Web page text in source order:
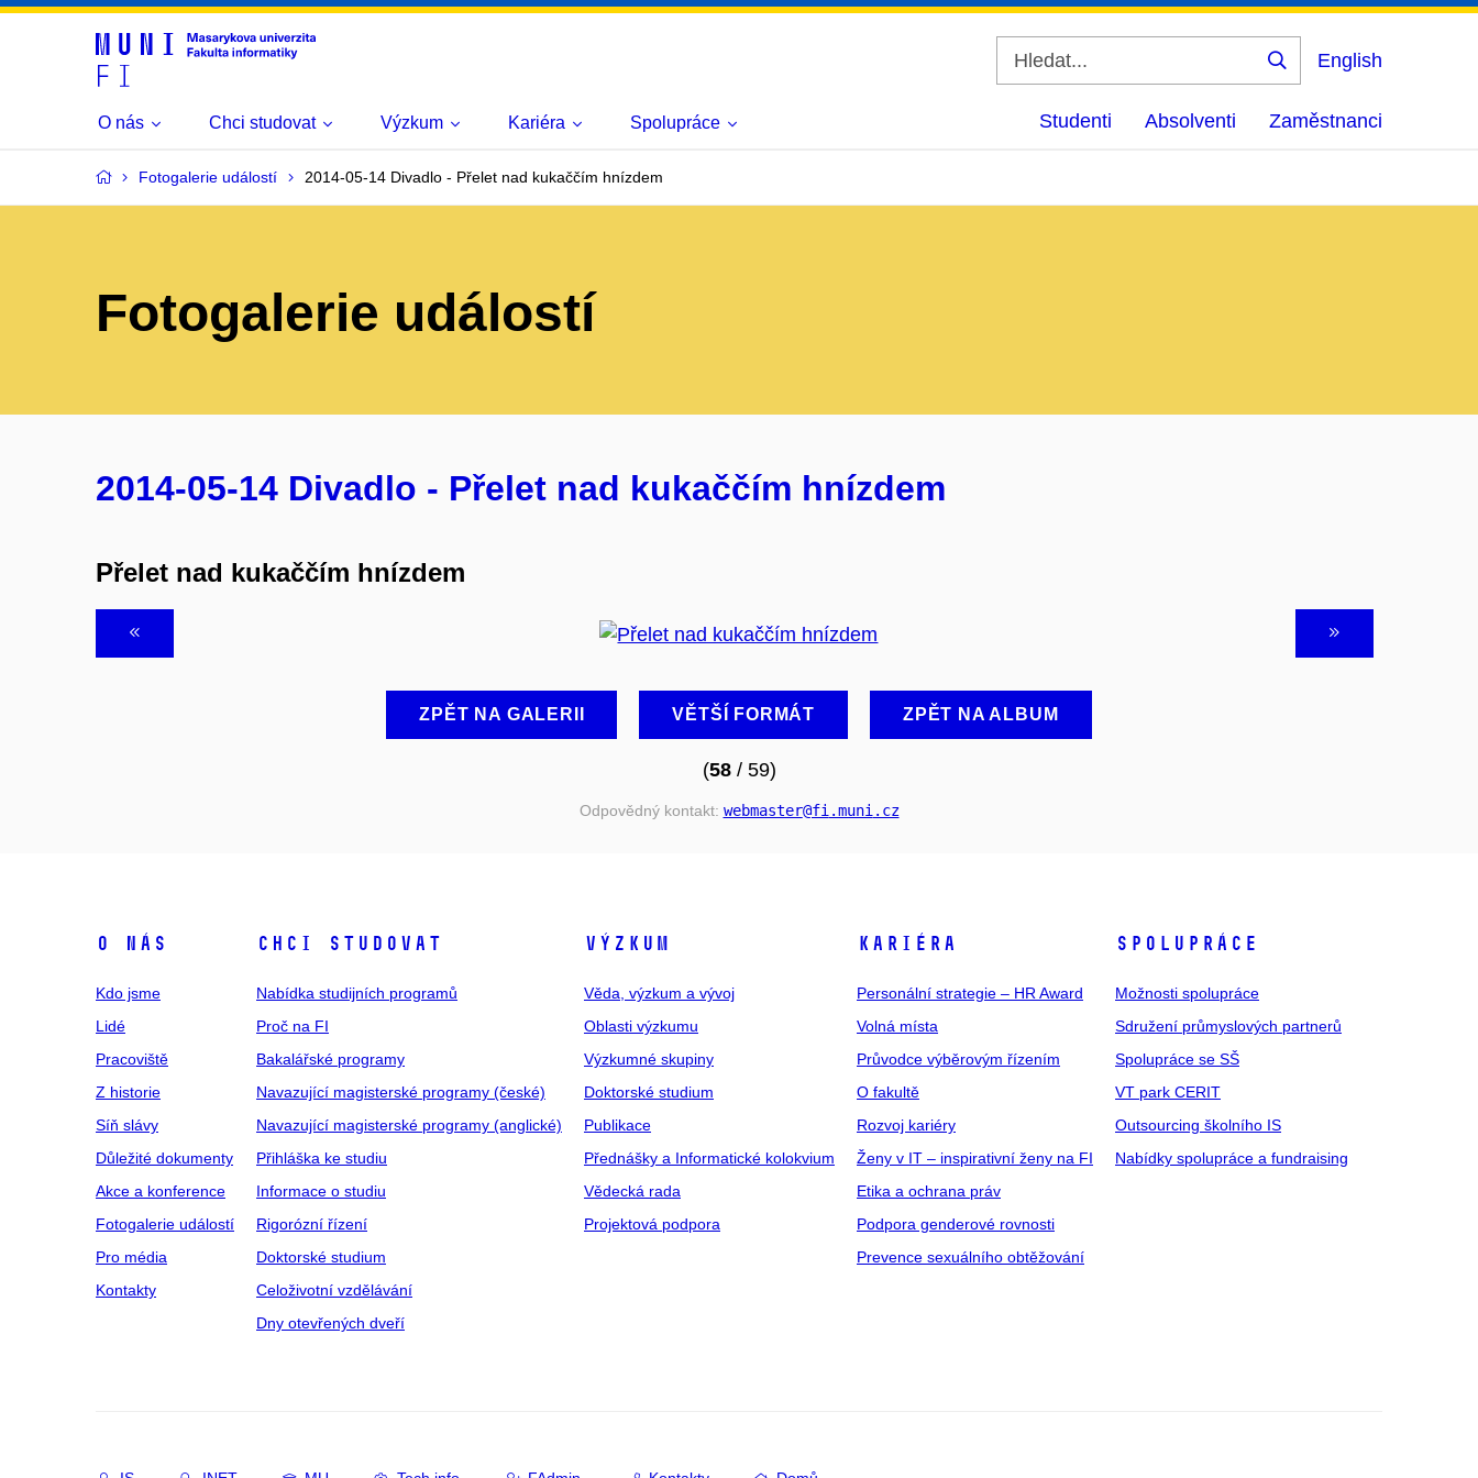
Vyhledat
English
O nás Chci studovat Výzkum Kariéra Spolupráce Studenti Absolventi Zaměstnanci
Fotogalerie událostí 2014-05-14 Divadlo - Přelet nad kukaččím hnízdem
Fotogalerie událostí
2014-05-14 Divadlo - Přelet nad kukaččím hnízdem
Přelet nad kukaččím hnízdem
ZPĚT NA GALERII VĚTŠÍ FORMÁT ZPĚT NA ALBUM
(58/ 59)
Odpovědný kontakt: webmaster@fi .muni .cz
O NÁS
Kdo jsme
Lidé
Pracoviště
Z historie
Síň slávy
Důležité dokumenty
Akce a konference
Fotogalerie událostí
Pro média
Kontakty
CHCI STUDOVAT
Nabídka studijních programů
Proč na FI
Bakalářské programy
Navazující magisterské programy (české)
Navazující magisterské programy (anglické)
Přihláška ke studiu
Informace o studiu
Rigorózní řízení
Doktorské studium
Celoživotní vzdělávání
Dny otevřených dveří
VÝZKUM
Věda, výzkum a vývoj
Oblasti výzkumu
Výzkumné skupiny
Doktorské studium
Publikace
Přednášky a Informatické kolokvium
Vědecká rada
Projektová podpora
KARIÉRA
Personální strategie – HR Award
Volná místa
Průvodce výběrovým řízením
O fakultě
Rozvoj kariéry
Ženy v IT – inspirativní ženy na FI
Etika a ochrana práv
Podpora genderové rovnosti
Prevence sexuálního obtěžování
SPOLUPRÁCE
Možnosti spolupráce
Sdružení průmyslových partnerů
Spolupráce se SŠ
VT park CERIT
Outsourcing školního IS
Nabídky spolupráce a fundraising